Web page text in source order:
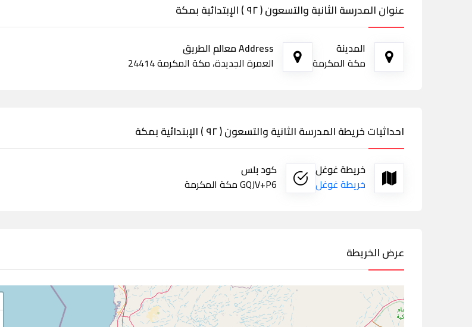
عنوان المدرسة الثانية والتسعون ( ٩٢ ) الإبتدائية بمكة
المدينة
مكة المكرمة
Address معالم الطريق
العمرة الجديدة، مكة المكرمة 24414
احداثيات خريطة المدرسة الثانية والتسعون ( ٩٢ ) الإبتدائية بمكة
خريطة غوغل
خريطة غوغل
كود بلس
GQJV+P6 مكة المكرمة
عرض الخريطة